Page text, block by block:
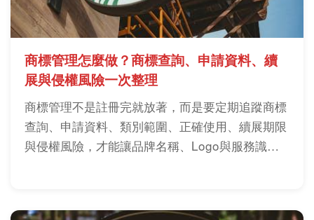
商標管理怎麼做？商標查詢、申請資料、續
展與侵權風險一次整理
商標管理不是註冊完就放著，而是要定期追蹤商標
查詢、申請資料、類別範圍、正確使用、續展期限
與侵權風險，才能讓品牌名稱、Logo與服務識別